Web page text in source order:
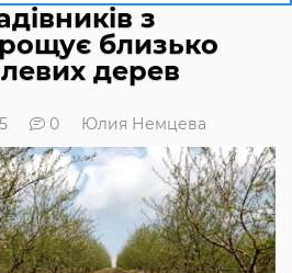
з
близько
дерев
0 Юлия Немцева